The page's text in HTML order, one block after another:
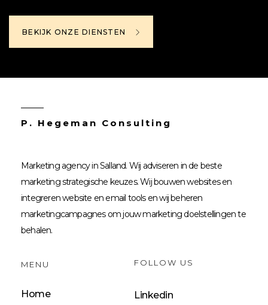
BEKIJK ONZE DIENSTEN
P. Hegeman Consulting
Marketing agency in Salland. Wij adviseren in de beste
marketing strategische keuzes. Wij bouwen websites en
integreren website en email tools en wij beheren
marketingcampagnes om jouw marketing doelstellingen te
behalen.
MENU
Home
FOLLOW US
Linkedin